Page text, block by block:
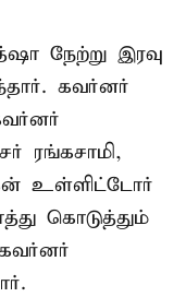
நேற்று இரவு
கவர்னர்
ரங்கசாமி,
உள்ளிட்டோர்
கொடுத்தும்